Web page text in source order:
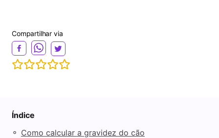
Compartilhar via
Índice
◦ Como calcular a gravidez do cão